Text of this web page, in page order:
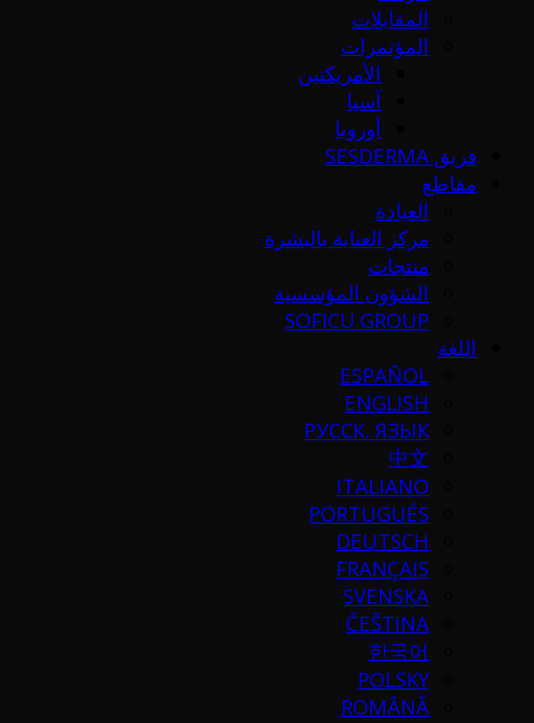
المقابلات
المؤتمرات
الأمريكتين
آسيا
أوروبا
فريق SESDERMA
مقاطع
العيادة
مركز العناية بالبشرة
منتجات
الشؤون المؤسسية
SOFICU GROUP
اللغة
ESPAÑOL
ENGLISH
РУССК. ЯЗЫК
中文
ITALIANO
PORTUGUÉS
DEUTSCH
FRANÇAIS
SVENSKA
ČEŠTINA
한국어
POLSKY
ROMÂNĂ